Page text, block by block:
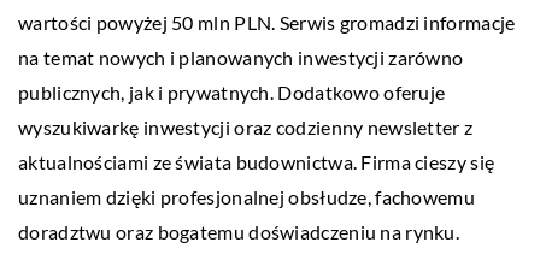
wartości powyżej 50 mln PLN. Serwis gromadzi informacje
na temat nowych i planowanych inwestycji zarówno
publicznych, jak i prywatnych. Dodatkowo oferuje
wyszukiwarkę inwestycji oraz codzienny newsletter z
aktualnościami ze świata budownictwa. Firma cieszy się
uznaniem dzięki profesjonalnej obsłudze, fachowemu
doradztwu oraz bogatemu doświadczeniu na rynku.